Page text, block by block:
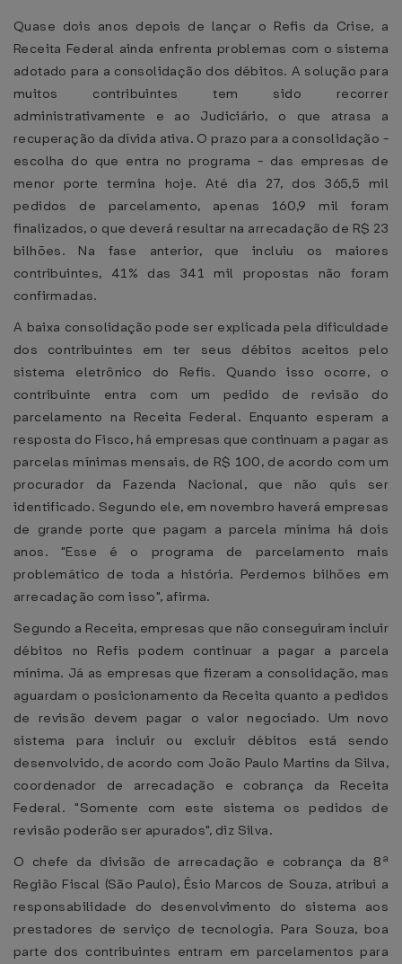
Quase dois anos depois de lançar o Refis da Crise, a
Receita Federal ainda enfrenta problemas com o sistema
adotado para a consolidação dos débitos. A solução para
muitos contribuintes tem sido recorrer
administrativamente e ao Judiciário, o que atrasa a
recuperação da dívida ativa. O prazo para a consolidação -
escolha do que entra no programa - das empresas de
menor porte termina hoje. Até dia 27, dos 365,5 mil
pedidos de parcelamento, apenas 160,9 mil foram
finalizados, o que deverá resultar na arrecadação de R$ 23
bilhões. Na fase anterior, que incluiu os maiores
contribuintes, 41% das 341 mil propostas não foram
confirmadas.
A baixa consolidação pode ser explicada pela dificuldade
dos contribuintes em ter seus débitos aceitos pelo
sistema eletrônico do Refis. Quando isso ocorre, o
contribuinte entra com um pedido de revisão do
parcelamento na Receita Federal. Enquanto esperam a
resposta do Fisco, há empresas que continuam a pagar as
parcelas mínimas mensais, de R$ 100, de acordo com um
procurador da Fazenda Nacional, que não quis ser
identificado. Segundo ele, em novembro haverá empresas
de grande porte que pagam a parcela mínima há dois
anos. "Esse é o programa de parcelamento mais
problemático de toda a história. Perdemos bilhões em
arrecadação com isso", afirma.
Segundo a Receita, empresas que não conseguiram incluir
débitos no Refis podem continuar a pagar a parcela
mínima. Já as empresas que fizeram a consolidação, mas
aguardam o posicionamento da Receita quanto a pedidos
de revisão devem pagar o valor negociado. Um novo
sistema para incluir ou excluir débitos está sendo
desenvolvido, de acordo com João Paulo Martins da Silva,
coordenador de arrecadação e cobrança da Receita
Federal. "Somente com este sistema os pedidos de
revisão poderão ser apurados", diz Silva.
O chefe da divisão de arrecadação e cobrança da 8ª
Região Fiscal (São Paulo), Ésio Marcos de Souza, atribui a
responsabilidade do desenvolvimento do sistema aos
prestadores de serviço de tecnologia. Para Souza, boa
parte dos contribuintes entram em parcelamentos para